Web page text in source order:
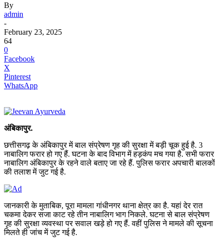
By
admin
-
February 23, 2025
64
0
Facebook
X
Pinterest
WhatsApp
अंबिकापुर.
छत्तीसगढ़ के अंबिकापुर में बाल संप्रेषण गृह की सुरक्षा में बड़ी चूक हुई है. 3
नाबालिग फरार हो गए हैं. घटना के बाद विभाग में हड़कंप मच गया है. सभी फरार
नाबालिग अंबिकापुर के रहने वाले बताए जा रहे हैं. पुलिस फरार अपचारी बालकों
की तलाश में जुट गई है.
जानकारी के मुताबिक, पूरा मामला गांधीनगर थाना क्षेत्र का है. यहां देर रात
चकमा देकर सजा काट रहे तीन नाबालिग भाग निकले. घटना से बाल संप्रेषण
गृह की सुरक्षा व्यवस्था पर सवाल खड़े हो गए हैं. वहीं पुलिस ने मामले की सूचना
मिलते ही जांच में जुट गई है.